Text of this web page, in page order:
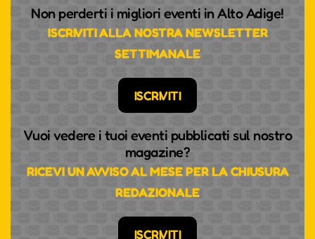
Non perderti i migliori eventi in Alto Adige!
ISCRIVITI ALLA NOSTRA NEWSLETTER
SETTIMANALE
ISCRIVITI
Vuoi vedere i tuoi eventi pubblicati sul nostro
magazine?
RICEVI UN AVVISO AL MESE PER LA CHIUSURA
REDAZIONALE
ISCRIVITI